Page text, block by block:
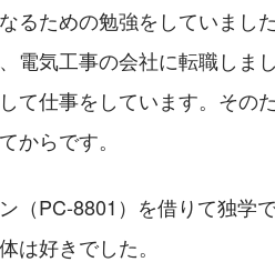
るための勉強をしていまし
電気工事の会社に転職しま
て仕事をしています。その
からです。
（PC-8801）を借りて独学
は好きでした。